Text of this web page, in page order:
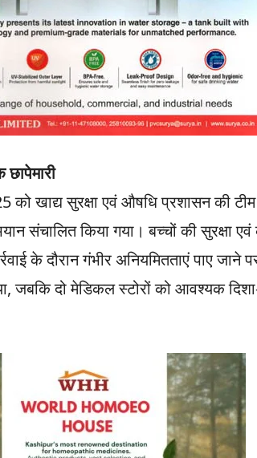
खाद्य सुरक्षा एवं औषधि प्रशासन की टीम
संचालित किया गया। बच्चों की सुरक्षा
के दौरान गंभीर अनियमितताएं पाए जाने
जबकि दो मेडिकल स्टोरों को आवश्यक दिशा-